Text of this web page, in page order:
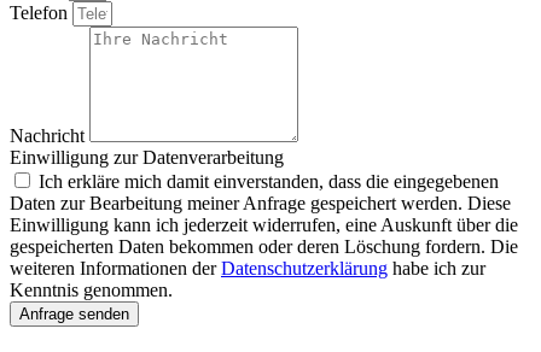
Telefon
Nachricht
Einwilligung zur Datenverarbeitung
Ich erkläre mich damit einverstanden, dass die eingegebenen
Daten zur Bearbeitung meiner Anfrage gespeichert werden. Diese
Einwilligung kann ich jederzeit widerrufen, eine Auskunft über die
gespeicherten Daten bekommen oder deren Löschung fordern. Die
weiteren Informationen derDatenschutzerklärung habe ich zur
Kenntnis genommen.
Anfrage senden